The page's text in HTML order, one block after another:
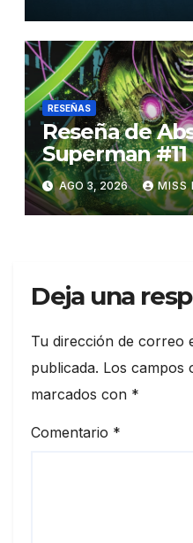
RESEÑAS
Reseña de
Superman #11
AGO 3, 2026 MISS
Deja una
Tu dirección de correo
publicada. Los campos
marcados con *
Comentario *